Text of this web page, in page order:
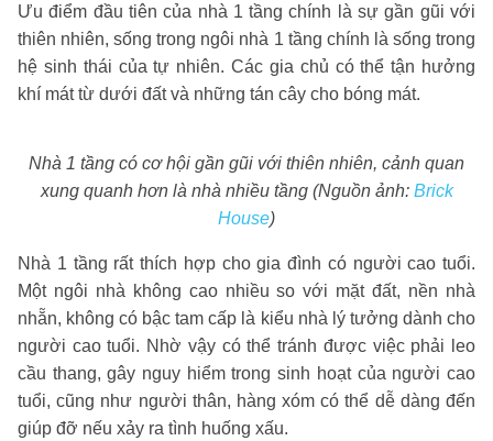
Ưu điểm đầu tiên của nhà 1 tầng chính là sự gần gũi với
thiên nhiên, sống trong ngôi nhà 1 tầng chính là sống trong
hệ sinh thái của tự nhiên. Các gia chủ có thể tận hưởng
khí mát từ dưới đất và những tán cây cho bóng mát.
Nhà 1 tầng có cơ hội gần gũi với thiên nhiên, cảnh quan
xung quanh hơn là nhà nhiều tầng (Nguồn ảnh: Brick
House)
Nhà 1 tầng rất thích hợp cho gia đình có người cao tuổi.
Một ngôi nhà không cao nhiều so với mặt đất, nền nhà
nhẵn, không có bậc tam cấp là kiểu nhà lý tưởng dành cho
người cao tuổi. Nhờ vậy có thể tránh được việc phải leo
cầu thang, gây nguy hiểm trong sinh hoạt của người cao
tuổi, cũng như người thân, hàng xóm có thể dễ dàng đến
giúp đỡ nếu xảy ra tình huống xấu.